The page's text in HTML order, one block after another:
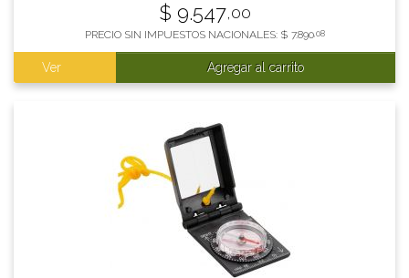
$ 9.547,00
PRECIO SIN IMPUESTOS NACIONALES: $ 7.890,08
Ver Agregar al carrito